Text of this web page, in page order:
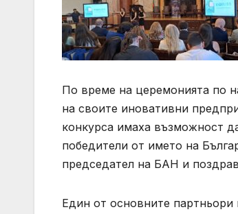
По време на церемонията по
на своите иновативни
конкурса имаха възможност
победители от името на
председател на БАН и
Един от основните партньори